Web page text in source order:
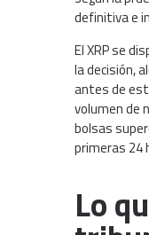
definitiva e
El XRP se
la decisión,
antes de
volumen de
bolsas
primeras 24
Lo